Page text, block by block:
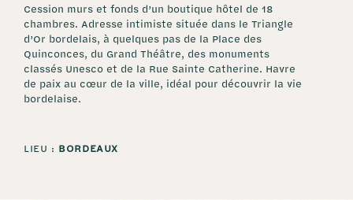
Cession murs et fonds d’un boutique hôtel de 18
chambres. Adresse intimiste située dans le Triangle
d’Or bordelais, à quelques pas de la Place des
Quinconces, du Grand Théâtre, des monuments
classés Unesco et de la Rue Sainte Catherine. Havre
de paix au cœur de la ville, idéal pour découvrir la vie
bordelaise.
LIEU : BORDEAUX